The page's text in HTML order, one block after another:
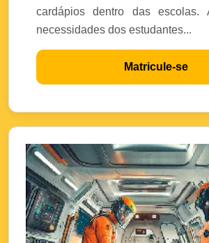
cardápios dentro das escolas.
necessidades dos estudantes...
Matricule-se